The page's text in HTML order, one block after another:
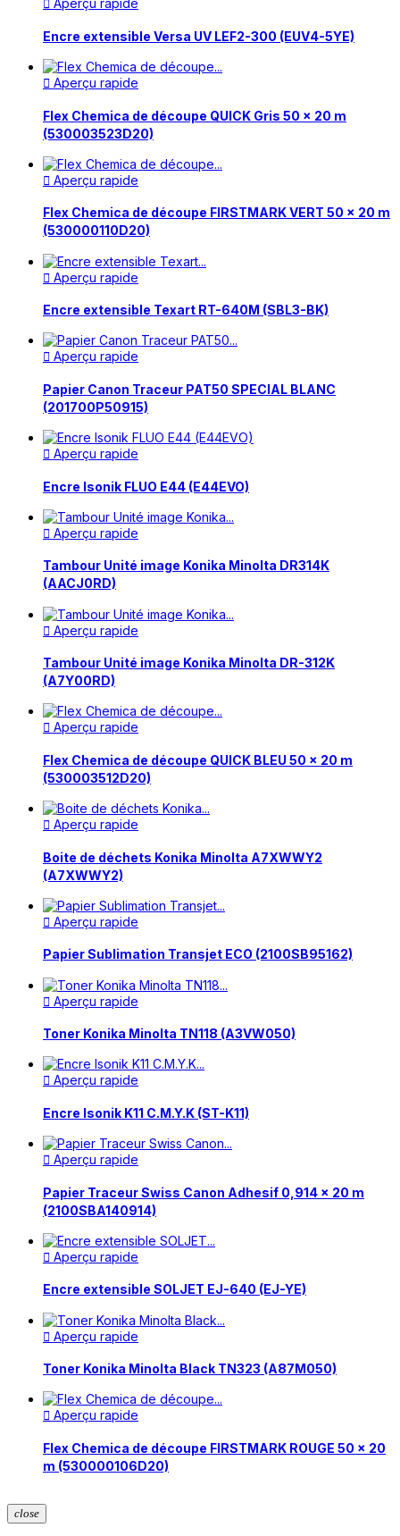
 Aperçu rapide
Encre extensible Versa UV LEF2-300 (EUV4-5YE)
 Aperçu rapide
Flex Chemica de découpe QUICK Gris 50 x 20 m
(530003523D20)
 Aperçu rapide
Flex Chemica de découpe FIRSTMARK VERT 50 x 20 m
(530000110D20)
 Aperçu rapide
Encre extensible Texart RT-640M (SBL3-BK)
 Aperçu rapide
Papier Canon Traceur PAT50 SPECIAL BLANC
(201700P50915)
 Aperçu rapide
Encre Isonik FLUO E44 (E44EVO)
 Aperçu rapide
Tambour Unité image Konika Minolta DR314K
(AACJ0RD)
 Aperçu rapide
Tambour Unité image Konika Minolta DR-312K
(A7Y00RD)
 Aperçu rapide
Flex Chemica de découpe QUICK BLEU 50 x 20 m
(530003512D20)
 Aperçu rapide
Boite de déchets Konika Minolta A7XWWY2
(A7XWWY2)
 Aperçu rapide
Papier Sublimation Transjet ECO (2100SB95162)
 Aperçu rapide
Toner Konika Minolta TN118 (A3VW050)
 Aperçu rapide
Encre Isonik K11 C.M.Y.K (ST-K11)
 Aperçu rapide
Papier Traceur Swiss Canon Adhesif 0,914 x 20 m
(2100SBA140914)
 Aperçu rapide
Encre extensible SOLJET EJ-640 (EJ-YE)
 Aperçu rapide
Toner Konika Minolta Black TN323 (A87M050)
 Aperçu rapide
Flex Chemica de découpe FIRSTMARK ROUGE 50 x 20
m (530000106D20)
close